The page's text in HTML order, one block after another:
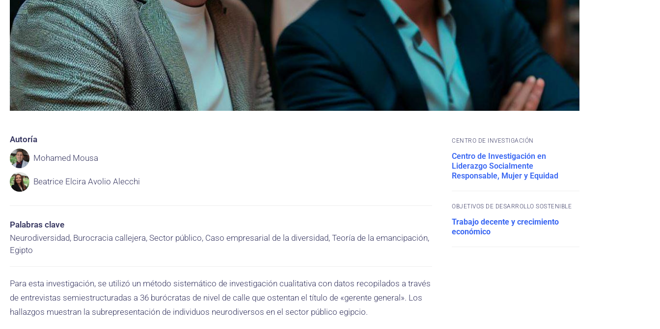
Autoría
Mohamed Mousa
Beatrice Elcira Avolio Alecchi
Palabras clave
Neurodiversidad, Burocracia callejera, Sector público, Caso empresarial de la diversidad, Teoría de la emancipación,
Egipto
Para esta investigación, se utilizó un método sistemático de investigación cualitativa con datos recopilados a través
de entrevistas semiestructuradas a 36 burócratas de nivel de calle que ostentan el título de «gerente general». Los
hallazgos muestran la subrepresentación de individuos neurodiversos en el sector público egipcio.
CENTRO DE INVESTIGACIÓN
Centro de Investigación en
Liderazgo Socialmente
Responsable, Mujer y Equidad
OBJETIVOS DE DESARROLLO SOSTENIBLE
Trabajo decente y crecimiento
económico